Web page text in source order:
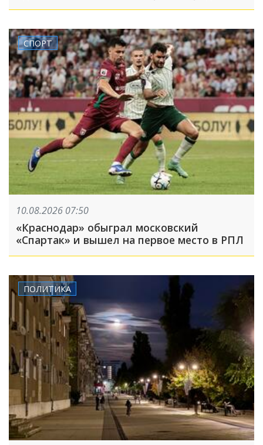
СПОРТ
10.08.2026 07:50
«Краснодар» обыграл московский
«Спартак» и вышел на первое место в РПЛ
ПОЛИТИКА